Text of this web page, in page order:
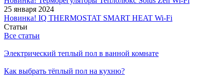
25 января 2024
Новинка! IQ THERMOSTAT SMART HEAT Wi-Fi
Статьи
Все статьи
Электрический теплый пол в ванной комнате
Как выбрать тёплый пол на кухню?